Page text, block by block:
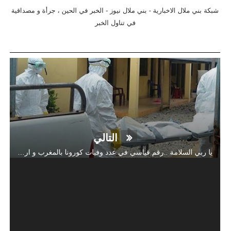
شبكة بني ملال الاخبارية - بني ملال نيوز - الخبر في الحين ، جرأة و مصداقية
في تناول الخبر
التالي
يا ربي السلامة ..رقم قياسي في عدد وفيات كورونا بالمغرب و اربع وفيات بجهة بني ملال خنيفرة